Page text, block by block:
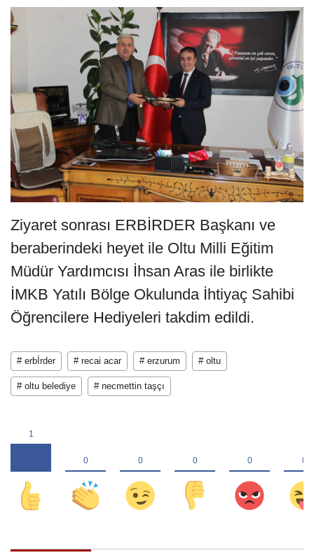
Ziyaret sonrası ERBİRDER Başkanı ve
beraberindeki heyet ile Oltu Milli Eğitim
Müdür Yardımcısı İhsan Aras ile birlikte
İMKB Yatılı Bölge Okulunda İhtiyaç Sahibi
Öğrencilere Hediyeleri takdim edildi.
# erbİrder # recai acar # erzurum # oltu
# oltu belediye # necmettin taşçı